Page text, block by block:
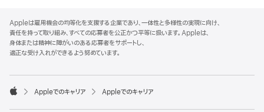
p
p
l
e
o
t
Appleは雇用機会の均等化を支援する企業であり、一体性と多様性の実現に向け、
責任を持って取り組み、すべての応募者を公正かつ平等に扱います。Appleは、
身体または精神に障がいのある応募者をサポートし、
適正な受け入れができるよう努めています。

Appleでのキャリア Appleでのキャリア